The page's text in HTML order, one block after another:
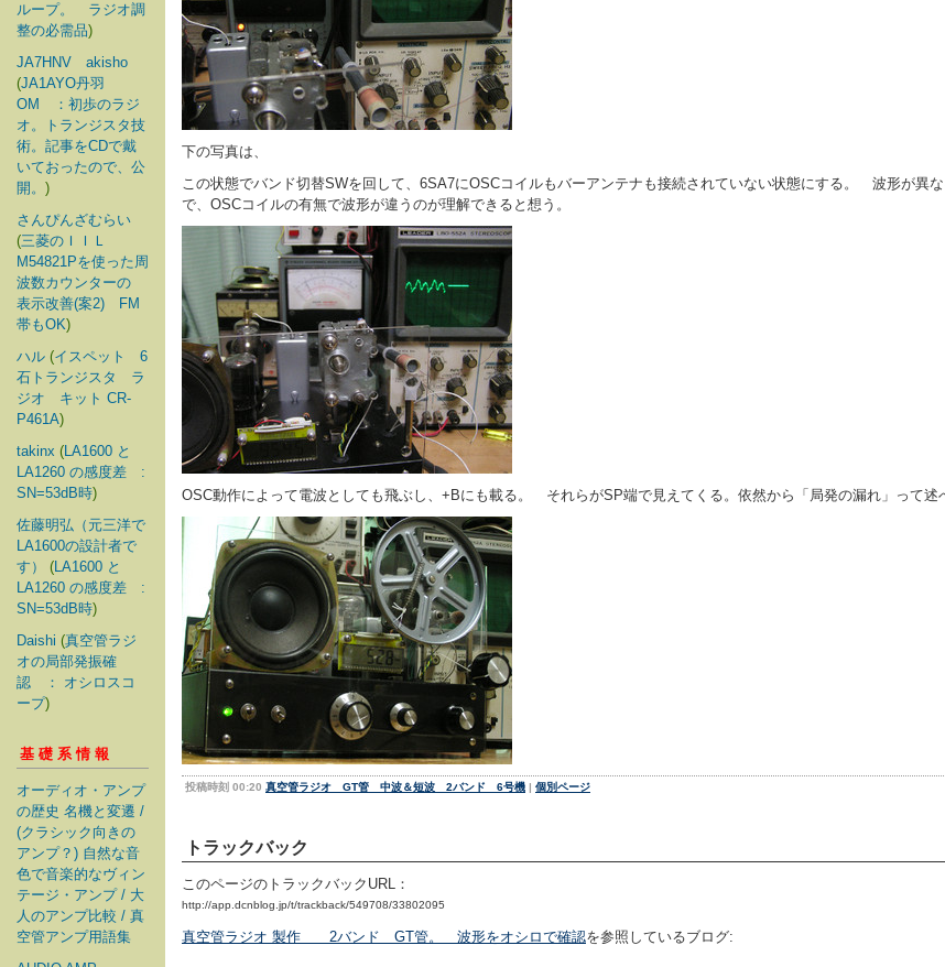
ループ。 ラジオ調
整の必需品)
JA7HNV akisho
(JA1AYO丹羽
OM ：初歩のラジ
オ。トランジスタ技
術。記事をCDで戴
いておったので、公
開。 )
さんぴんざむらい
(三菱のＩＩＬ
M54821Pを使った周
波数カウンターの
表示改善(案2) FM
帯もOK)
ハル (イスペット 6
石トランジスタ ラ
ジオ キット CR-
P461A)
takinx (LA1600 と
LA1260 の感度差 :
SN=53dB時)
佐藤明弘（元三洋で
LA1600の設計者で
す）
(LA1600 と
LA1260 の感度差 :
SN=53dB時)
Daishi (真空管ラジ
オの局部発振確
認 ： オシロスコ
ープ)
基礎系情報
オーディオ・アンプ
の歴史 名機と変遷 /
(クラシック向きの
アンプ？) 自然な音
色で音楽的なヴィン
テージ・アンプ / 大
人のアンプ比較 / 真
空管アンプ用語集
下の写真は、
この状態でバンド切替SWを回して、6SA7にOSCコイルもバーアンテナも接続されていない状態にする。 波形が
で、OSCコイルの有無で波形が違うのが理解できると想う。
OSC動作によって電波としても飛ぶし、+Bにも載る。 それらがSP端で見えてくる。依然から「局発の漏れ」って述
投稿時刻 00:20 真空管ラジオ GT管 中波＆短波 2バンド 6号機 | 個別ページ
トラックバック
このページのトラックバックURL：
http://app.dcnblog.jp/t/trackback/549708/33802095
真空管ラジオ 製作 2バンド GT管。 波形をオシロで確認を参照しているブログ: